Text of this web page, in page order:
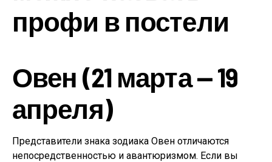
профи в постели
Овен (21 марта — 19
апреля)
Представители знака зодиака Овен отличаются
непосредственностью и авантюризмом. Если вы